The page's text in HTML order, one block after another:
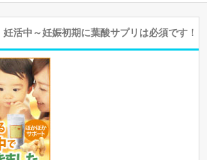
妊活中～妊娠初期に葉酸サプリは必須です！